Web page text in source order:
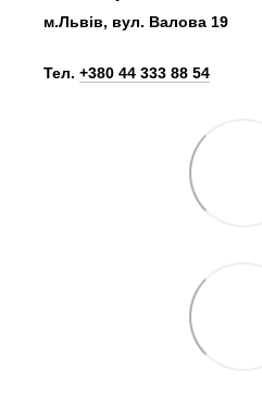
м.Львів, вул. Валова 19
Тел. +380 44 333 88 54